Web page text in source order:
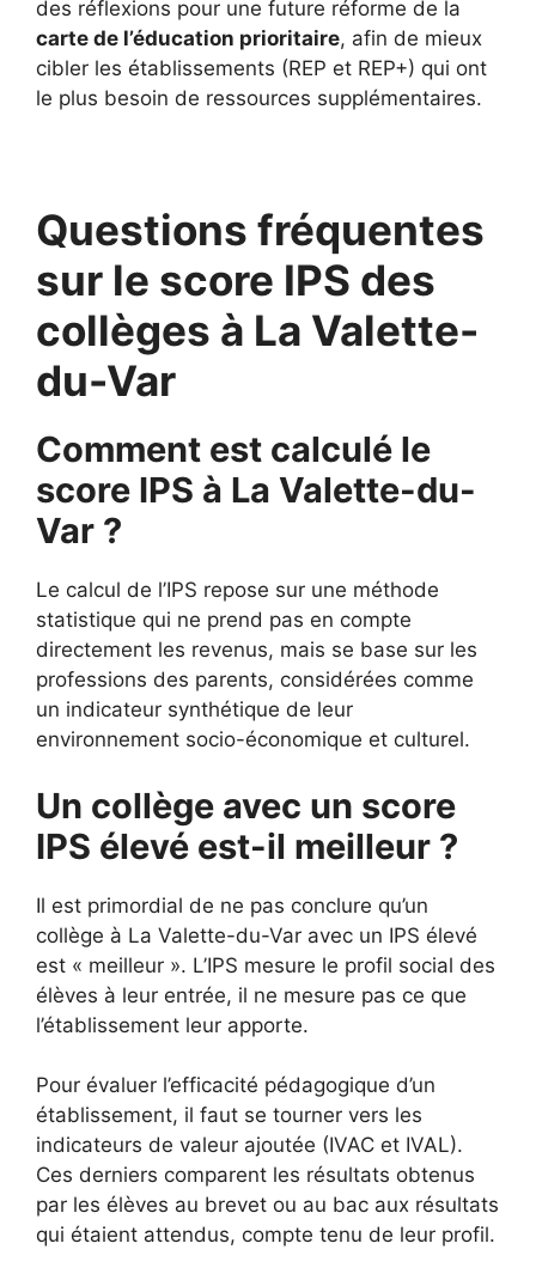
des réflexions pour une future réforme de la
carte de l’éducation prioritaire, afin de mieux
cibler les établissements (REP et REP+) qui ont
le plus besoin de ressources supplémentaires.
Questions fréquentes
sur le score IPS des
collèges à La Valette-
du-Var
Comment est calculé le
score IPS à La Valette-du-
Var ?
Le calcul de l’IPS repose sur une méthode
statistique qui ne prend pas en compte
directement les revenus, mais se base sur les
professions des parents, considérées comme
un indicateur synthétique de leur
environnement socio-économique et culturel.
Un collège avec un score
IPS élevé est-il meilleur ?
Il est primordial de ne pas conclure qu’un
collège à La Valette-du-Var avec un IPS élevé
est « meilleur ». L’IPS mesure le profil social des
élèves à leur entrée, il ne mesure pas ce que
l’établissement leur apporte.
Pour évaluer l’efficacité pédagogique d’un
établissement, il faut se tourner vers les
indicateurs de valeur ajoutée (IVAC et IVAL).
Ces derniers comparent les résultats obtenus
par les élèves au brevet ou au bac aux résultats
qui étaient attendus, compte tenu de leur profil.